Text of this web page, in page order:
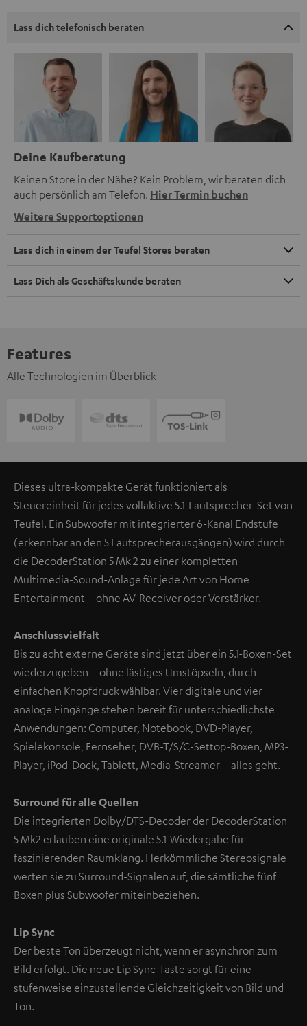
Lass dich telefonisch beraten
Deine Kaufberatung
Keinen Store in der Nähe? Kein Problem, wir beraten dich
auch persönlich am Telefon. Hier Termin buchen
Weitere Supportoptionen
Lass dich in einem der Teufel Stores beraten
Lass Dich als Geschäftskunde beraten
Features
Alle Technologien im Überblick
Dieses ultra-kompakte Gerät funktioniert als
Steuereinheit für jedes vollaktive 5.1-Lautsprecher-Set von
Teufel. Ein Subwoofer mit integrierter 6-Kanal Endstufe
(erkennbar an den 5 Lautsprecherausgängen) wird durch
die DecoderStation 5 Mk 2 zu einer kompletten
Multimedia-Sound-Anlage für jede Art von Home
Entertainment – ohne AV-Receiver oder Verstärker.
Anschlussvielfalt
Bis zu acht externe Geräte sind jetzt über ein 5.1-Boxen-Set
wiederzugeben – ohne lästiges Umstöpseln, durch
einfachen Knopfdruck wählbar. Vier digitale und vier
analoge Eingänge stehen bereit für unterschiedlichste
Anwendungen: Computer, Notebook, DVD-Player,
Spielekonsole, Fernseher, DVB-T/S/C-Settop-Boxen, MP3-
Player, iPod-Dock, Tablett, Media-Streamer – alles geht.
Surround für alle Quellen
Die integrierten Dolby/DTS-Decoder der DecoderStation
5 Mk2 erlauben eine originale 5.1-Wiedergabe für
faszinierenden Raumklang. Herkömmliche Stereosignale
werten sie zu Surround-Signalen auf, die sämtliche fünf
Boxen plus Subwoofer miteinbeziehen.
Lip Sync
Der beste Ton überzeugt nicht, wenn er asynchron zum
Bild erfolgt. Die neue Lip Sync-Taste sorgt für eine
stufenweise einzustellende Gleichzeitigkeit von Bild und
Ton.